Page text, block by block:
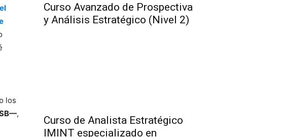
los
,
Curso Avanzado de Prospectiva
y Análisis Estratégico (Nivel 2)
Curso de Analista Estratégico
IMINT especializado en